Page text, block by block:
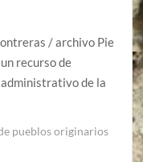
/ archivo Pie
recurso de
de la
pueblos originarios